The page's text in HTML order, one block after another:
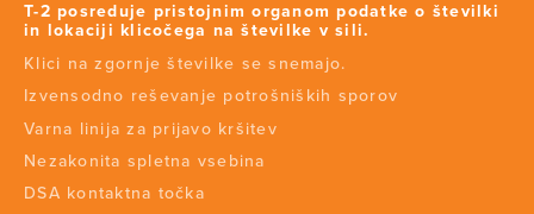
T-2 posreduje pristojnim organom podatke o številki
in lokaciji klicočega na številke v sili.
Klici na zgornje številke se snemajo.
Izvensodno reševanje potrošniških sporov
Varna linija za prijavo kršitev
Nezakonita spletna vsebina
DSA kontaktna točka